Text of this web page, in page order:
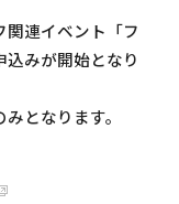
関連イベント「フ
みが開始となり
となります。